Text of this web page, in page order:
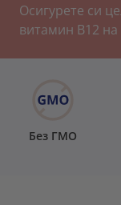
Осигурете си
витамин В12 на
Без ГМО